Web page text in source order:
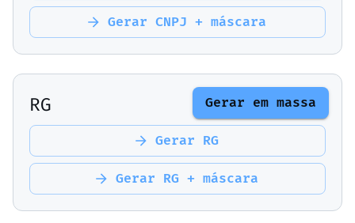
Gerar CNPJ + máscara
RG Gerar em massa
Gerar RG
Gerar RG + máscara